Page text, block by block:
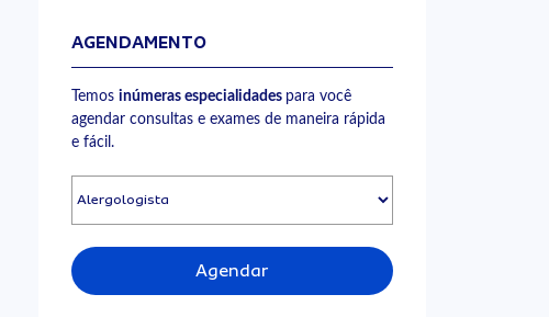
AGENDAMENTO
Temos inúmeras especialidades para você
agendar consultas e exames de maneira rápida
e fácil.
Agendar